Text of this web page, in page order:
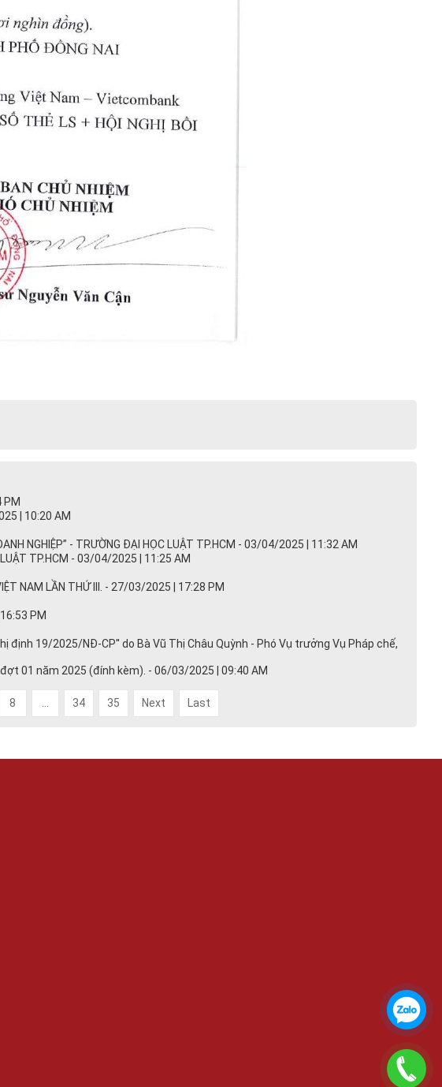
PM
| 10:20 AM
NGHIỆP” - TRƯỜNG ĐẠI HỌC LUẬT TP.HCM - 03/04/2025 | 11:32 AM
LUẬT TP.HCM - 03/04/2025 | 11:25 AM
NAM LẦN THỨ III. - 27/03/2025 | 17:28 PM
PM
19/2025/NĐ-CP'' do Bà Vũ Thị Châu Quỳnh - Phó Vụ trưởng Vụ Pháp chế,
01 năm 2025 (đính kèm). - 06/03/2025 | 09:40 AM
8 34 35 Next Last